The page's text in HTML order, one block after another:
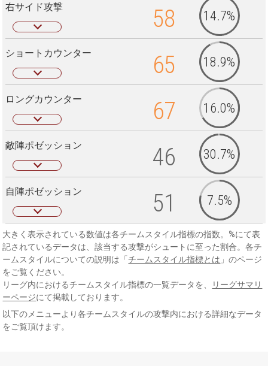
右サイド攻撃 58 14.7%
ショートカウンター 65 18.9%
ロングカウンター 67 16.0%
敵陣ポゼッション 46 30.7%
自陣ポゼッション 51 7.5%
大きく表示されている数値は各チームスタイル指標の指数。%にて表
記されているデータは、該当する攻撃がシュートに至った割合。各チ
ームスタイルについての説明は「 チームスタイル指標とは 」のページ
をご覧ください。
リーグ内におけるチームスタイル指標の一覧データを、
リーグサマリ
ーページにて掲載しております。
以下のメニューより各チームスタイルの攻撃内における詳細なデータ
をご覧頂けます。